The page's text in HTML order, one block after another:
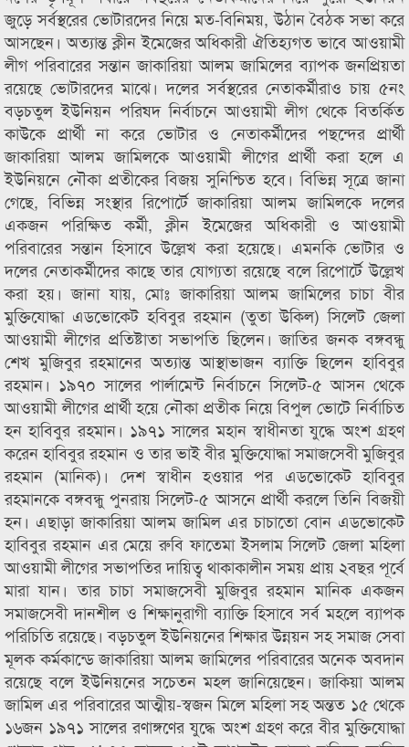
জুড়ে সর্বস্থরের ভোটারদের নিয়ে মত-বিনিময়, উঠান বৈঠক সভা করে
আসছেন। অত্যান্ত ক্লীন ইমেজের অধিকারী ঐতিহ্যগত ভাবে আওয়ামী
লীগ পরিবারের সন্তান জাকারিয়া আলম জামিলের ব্যাপক জনপ্রিয়তা
রয়েছে ভোটারদের মাঝে। দলের সর্বস্থরের নেতাকর্মীরাও চায় ৫নং
বড়চতুল ইউনিয়ন পরিষদ নির্বাচনে আওয়ামী লীগ থেকে বিতর্কিত
কাউকে প্রার্থী না করে ভোটার ও নেতাকর্মীদের পছন্দের প্রার্থী
জাকারিয়া আলম জামিলকে আওয়ামী লীগের প্রার্থী করা হলে এ
ইউনিয়নে নৌকা প্রতীকের বিজয় সুনিশ্চিত হবে। বিভিন্ন সূত্রে জানা
গেছে, বিভিন্ন সংস্থার রিপোর্টে জাকারিয়া আলম জামিলকে দলের
একজন পরিক্ষিত কর্মী, ক্লীন ইমেজের অধিকারী ও আওয়ামী
পরিবারের সন্তান হিসাবে উল্লেখ করা হয়েছে। এমনকি ভোটার ও
দলের নেতাকর্মীদের কাছে তার যোগ্যতা রয়েছে বলে রিপোর্টে উল্লেখ
করা হয়। জানা যায়, মোঃ জাকারিয়া আলম জামিলের চাচা বীর
মুক্তিযোদ্ধা এডভোকেট হবিবুর রহমান (তুতা উকিল) সিলেট জেলা
আওয়ামী লীগের প্রতিষ্টাতা সভাপতি ছিলেন। জাতির জনক বঙ্গবন্ধু
শেখ মুজিবুর রহমানের অত্যান্ত আস্থাভাজন ব্যাক্তি ছিলেন হাবিবুর
রহমান। ১৯৭০ সালের পার্লামেন্ট নির্বাচনে সিলেট-৫ আসন থেকে
আওয়ামী লীগের প্রার্থী হয়ে নৌকা প্রতীক নিয়ে বিপুল ভোটে নির্বাচিত
হন হাবিবুর রহমান। ১৯৭১ সালের মহান স্বাধীনতা যুদ্ধে অংশ গ্রহণ
করেন হাবিবুর রহমান ও তার ভাই বীর মুক্তিযোদ্ধা সমাজসেবী মুজিবুর
রহমান (মানিক)। দেশ স্বাধীন হওয়ার পর এডভোকেট হাবিবুর
রহমানকে বঙ্গবন্ধু পুনরায় সিলেট-৫ আসনে প্রার্থী করলে তিনি বিজয়ী
হন। এছাড়া জাকারিয়া আলম জামিল এর চাচাতো বোন এডভোকেট
হাবিবুর রহমান এর মেয়ে রুবি ফাতেমা ইসলাম সিলেট জেলা মহিলা
আওয়ামী লীগের সভাপতির দায়িত্ব থাকাকালীন সময় প্রায় ২বছর পূর্বে
মারা যান। তার চাচা সমাজসেবী মুজিবুর রহমান মানিক একজন
সমাজসেবী দানশীল ও শিক্ষানুরাগী ব্যাক্তি হিসাবে সর্ব মহলে ব্যাপক
পরিচিতি রয়েছে। বড়চতুল ইউনিয়নের শিক্ষার উন্নয়ন সহ সমাজ সেবা
মূলক কর্মকান্ডে জাকারিয়া আলম জামিলের পরিবারের অনেক অবদান
রয়েছে বলে ইউনিয়নের সচেতন মহল জানিয়েছেন। জাকিয়া আলম
জামিল এর পরিবারের আত্মীয়-স্বজন মিলে মহিলা সহ অন্তত ১৫ থেকে
১৬জন ১৯৭১ সালের রণাঙ্গণের যুদ্ধে অংশ গ্রহণ করে বীর মুক্তিযোদ্ধা